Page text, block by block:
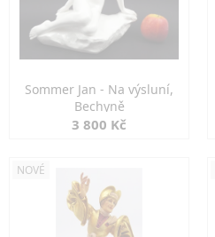
Sommer Jan - Na výsluní,
Bechyně
3 800 Kč
NOVÉ